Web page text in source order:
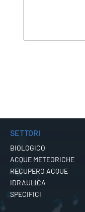
SETTORI
BIOLOGICO
ACQUE METEORICHE
RECUPERO ACQUE
IDRAULICA
SPECIFICI